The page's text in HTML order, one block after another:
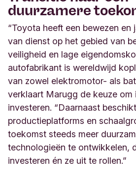
duurzamere
“Toyota heeft een bewezen en
van dienst op het gebied van
veiligheid en lage
autofabrikant is wereldwijd
van zowel elektromotor- als
verklaart Marugg de keuze om
investeren. “Daarnaast
productieplatforms en
toekomst steeds meer
technologieën te ontwikkelen,
investeren én ze uit te rollen.”